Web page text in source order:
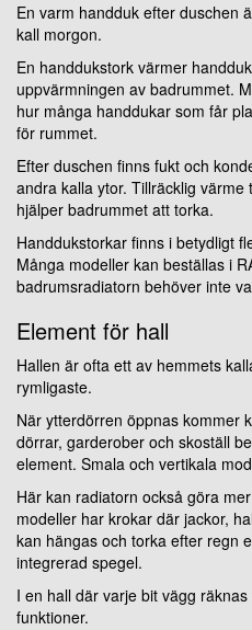
En varm handduk efter duschen
kall morgon.
En handdukstork värmer
uppvärmningen av badrummet.
hur många handdukar som får
för rummet.
Efter duschen finns fukt och
andra kalla ytor. Tillräcklig
hjälper badrummet att torka.
Handdukstorkar finns i betydligt
Många modeller kan beställas i
badrumsradiatorn behöver inte
Element för hall
Hallen är ofta ett av hemmets
rymligaste.
När ytterdörren öppnas kommer
dörrar, garderober och skoställ
element. Smala och vertikala
Här kan radiatorn också göra
modeller har krokar där jackor,
kan hängas och torka efter regn
integrerad spegel.
I en hall där varje bit vägg
funktioner.